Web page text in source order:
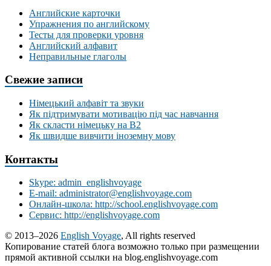
Английские карточки
Упражнения по английскому
Тесты для проверки уровня
Английский алфавит
Неправильные глаголы
Свежие записи
Німецький алфавіт та звуки
Як підтримувати мотивацію під час навчання
Як скласти німецьку на В2
Як швидше вивчити іноземну мову
Контакты
Skype: admin_englishvoyage
E-mail: administrator@englishvoyage.com
Онлайн-школа: http://school.englishvoyage.com
Сервис: http://englishvoyage.com
© 2013–2026 English Voyage, All rights reserved
Копирование статей блога возможно только при размещении
прямой активной ссылки на blog.englishvoyage.com